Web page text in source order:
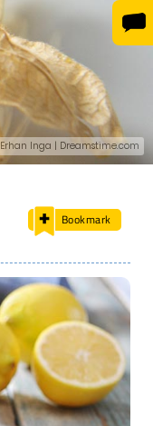
Erhan Inga | Dreamstime.com
Bookmark